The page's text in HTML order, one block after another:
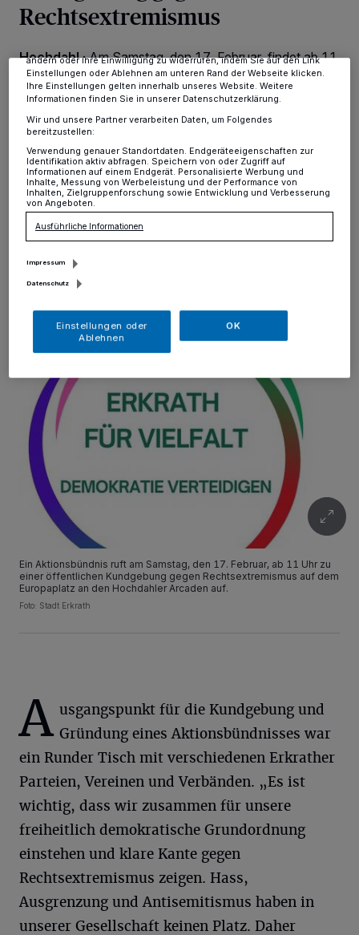
Rechtsextremismus
Hochdahl·Am Samstag, den 17. Februar, findet ab 11
Uhr auf dem Europaplatz an den Hochdahler Arcaden
eine öffentliche Kundgebung gegen
Rechtsextremismus statt. Aufgerufen hierzu hat ein erst
kürzlich gegründetes Aktionsbündnis bestehend aus
lokalen Organisationen, Institutionen und Vereinen, das
gemeinsam mit vielen weiteren Erkratherinnen und
Erkrathern ein sichtbares Zeichen für Demokratie,
Vielfalt und Toleranz setzen möchte.
Ein Aktionsbündnis ruft am Samstag, den 17. Februar, ab 11 Uhr zu
einer öffentlichen Kundgebung gegen Rechtsextremismus auf dem
Europaplatz an den Hochdahler Arcaden auf.
Foto: Stadt Erkrath
A usgangspunkt für die Kundgebung und
Gründung eines Aktionsbündnisses war
ein Runder Tisch mit verschiedenen Erkrather
Parteien, Vereinen und Verbänden. „Es ist
wichtig, dass wir zusammen für unsere
freiheitlich demokratische Grundordnung
einstehen und klare Kante gegen
Rechtsextremismus zeigen. Hass,
Ausgrenzung und Antisemitismus haben in
unserer Gesellschaft keinen Platz. Daher
verarbeiten Daten, um Ihnen Dienste bereitzustellen“ aufgeführten
Zwecke. Wenn Tracker deaktiviert sind, sind manche Inhalte und
ändern oder Ihre Einwilligung zu widerrufen, indem Sie auf den Link
Einstellungen oder Ablehnen am unteren Rand der Webseite klicken.
Ihre Einstellungen gelten innerhalb unseres Website. Weitere
Informationen finden Sie in unserer Datenschutzerklärung.
Wir und unsere Partner verarbeiten Daten, um Folgendes
bereitzustellen:
Verwendung genauer Standortdaten. Endgeräteeigenschaften zur
Identifikation aktiv abfragen. Speichern von oder Zugriff auf
Informationen auf einem Endgerät. Personalisierte Werbung und
Inhalte, Messung von Werbeleistung und der Performance von
Inhalten, Zielgruppenforschung sowie Entwicklung und Verbesserung
von Angeboten.
Ausführliche Informationen
Impressum
Datenschutz
Einstellungen oder
Ablehnen
OK